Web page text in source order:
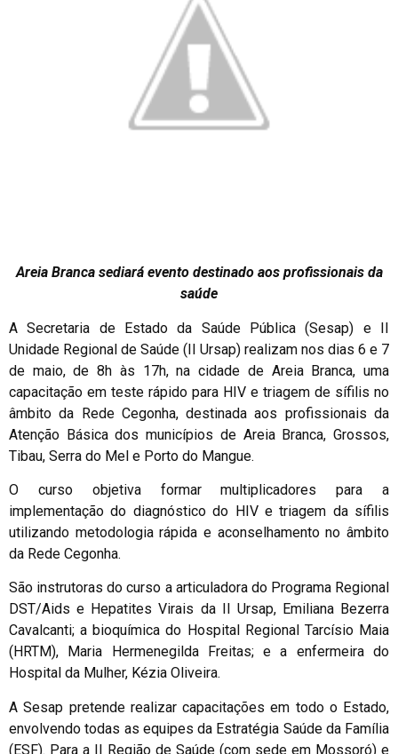
Areia Branca sediará evento destinado aos profissionais da
saúde
A Secretaria de Estado da Saúde Pública (Sesap) e II
Unidade Regional de Saúde (II Ursap) realizam nos dias 6 e 7
de maio, de 8h às 17h, na cidade de Areia Branca, uma
capacitação em teste rápido para HIV e triagem de sífilis no
âmbito da Rede Cegonha, destinada aos profissionais da
Atenção Básica dos municípios de Areia Branca, Grossos,
Tibau, Serra do Mel e Porto do Mangue.
O curso objetiva formar multiplicadores para a
implementação do diagnóstico do HIV e triagem da sífilis
utilizando metodologia rápida e aconselhamento no âmbito
da Rede Cegonha.
São instrutoras do curso a articuladora do Programa Regional
DST/Aids e Hepatites Virais da II Ursap, Emiliana Bezerra
Cavalcanti; a bioquímica do Hospital Regional Tarcísio Maia
(HRTM), Maria Hermenegilda Freitas; e a enfermeira do
Hospital da Mulher, Kézia Oliveira.
A Sesap pretende realizar capacitações em todo o Estado,
envolvendo todas as equipes da Estratégia Saúde da Família
(ESF). Para a II Região de Saúde (com sede em Mossoró) e